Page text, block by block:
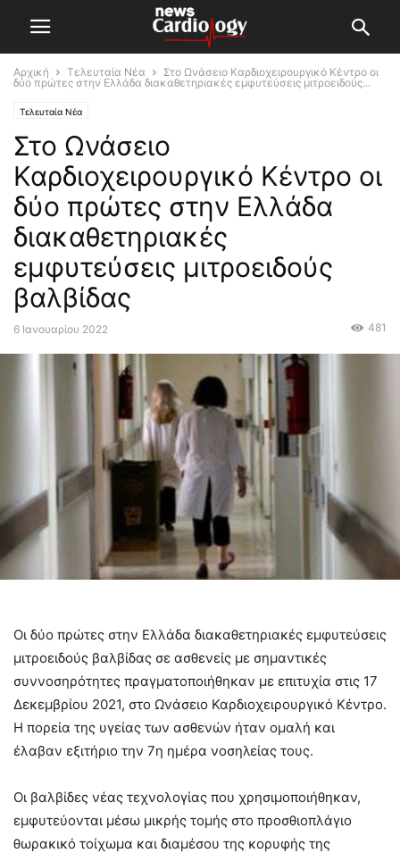
Αρχική Τελευταία Νέα
Στο Ωνάσειο Καρδιοχειρουργικό Κέντρο οι
δύο πρώτες στην Ελλάδα διακαθετηριακές εμφυτεύσεις μιτροειδούς...
Τελευταία Νέα
Στο Ωνάσειο
Καρδιοχειρουργικό Κέντρο οι
δύο πρώτες στην Ελλάδα
διακαθετηριακές
εμφυτεύσεις μιτροειδούς
βαλβίδας
6 Ιανουαρίου 2022 481
Οι δύο πρώτες στην Ελλάδα διακαθετηριακές εμφυτεύσεις
μιτροειδούς βαλβίδας σε ασθενείς με σημαντικές
συννοσηρότητες πραγματοποιήθηκαν με επιτυχία στις 17
Δεκεμβρίου 2021, στο Ωνάσειο Καρδιοχειρουργικό Κέντρο.
Η πορεία της υγείας των ασθενών ήταν ομαλή και
έλαβαν εξιτήριο την 7η ημέρα νοσηλείας τους.
Οι βαλβίδες νέας τεχνολογίας που χρησιμοποιήθηκαν,
εμφυτεύονται μέσω μικρής τομής στο προσθιοπλάγιο
θωρακικό τοίχωμα και διαμέσου της κορυφής της